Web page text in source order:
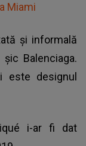
Miami
și informală
Balenciaga.
este designul
i-ar fi dat